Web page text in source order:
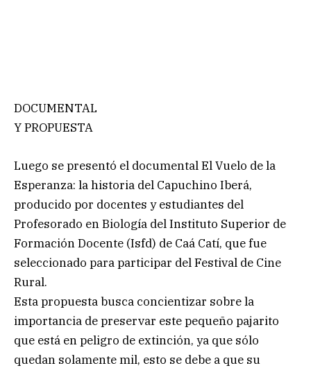
DOCUMENTAL
Y PROPUESTA
Luego se presentó el documental El Vuelo de la
Esperanza: la historia del Capuchino Iberá,
producido por docentes y estudiantes del
Profesorado en Biología del Instituto Superior de
Formación Docente (Isfd) de Caá Catí, que fue
seleccionado para participar del Festival de Cine
Rural.
Esta propuesta busca concientizar sobre la
importancia de preservar este pequeño pajarito
que está en peligro de extinción, ya que sólo
quedan solamente mil, esto se debe a que su